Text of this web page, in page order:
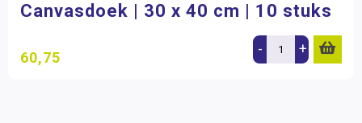
Canvasdoek | 30 x 40 cm | 10 stuks
60,75 - +